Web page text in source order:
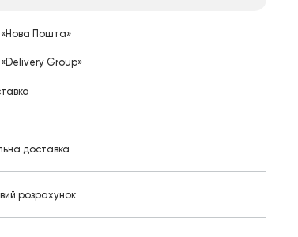
Пошта»
Group»
доставка
розрахунок